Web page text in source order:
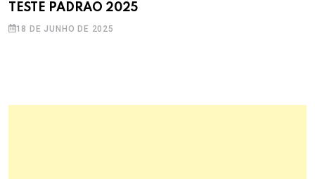
TESTE PADRAO 2025
18 DE JUNHO DE 2025